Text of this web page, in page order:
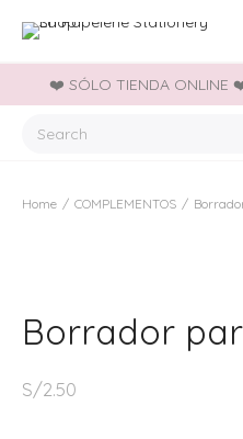
❤️ SÓLO TIENDA ONLINE
Home / COMPLEMENTOS /
Borrador
S/2.50